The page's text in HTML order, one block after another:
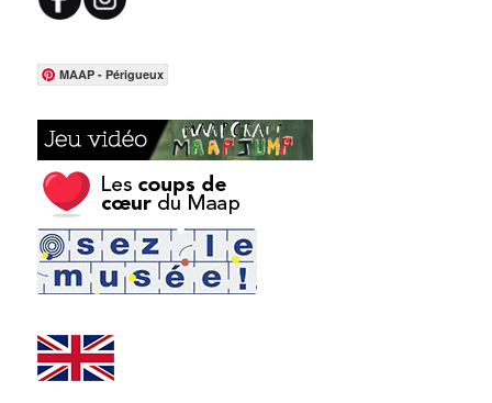
MAAP - Périgueux